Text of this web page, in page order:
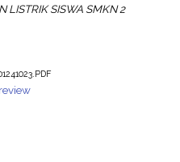
LISTRIK SISWA SMKN 2